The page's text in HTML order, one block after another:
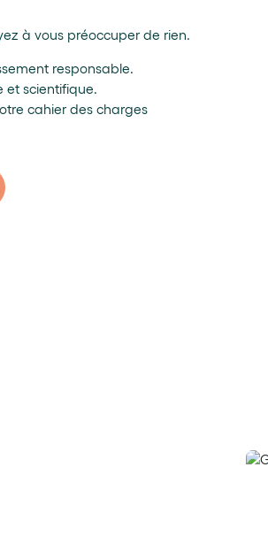
à vous préoccuper de rien.
responsable.
et scientifique.
cahier des charges